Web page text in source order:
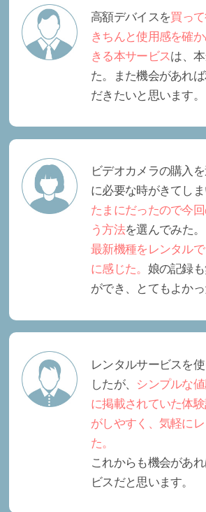
高額デバイスを買って
きちんと使用感を確
きる本サービスは、
た。また機会があれ
だきたいと思います。
ビデオカメラの購入
に必要な時がきてしま
たまにだったので今
う方法を選んでみた。
最新機種をレンタル
に感じた。 娘の記録
ができ、とてもよかっ
レンタルサービスを
したが、 シンプルな
に掲載されていた体
がしやすく、気軽に
た。
これからも機会があ
ビスだと思います。